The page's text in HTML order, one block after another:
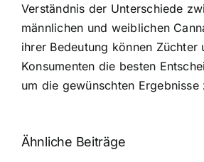
Verständnis der Unterschiede
männlichen und weiblichen
ihrer Bedeutung können Züchter
Konsumenten die besten
um die gewünschten Ergebnisse
Ähnliche Beiträge
Neue THC-